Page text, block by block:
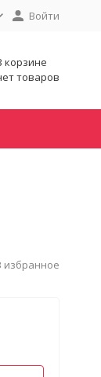
Войти
корзине
товаров
избранное